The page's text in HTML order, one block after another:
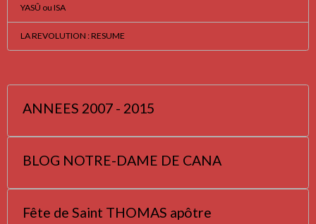
YASÛ ou ISA
LA REVOLUTION : RESUME
ANNEES 2007 - 2015
BLOG NOTRE-DAME DE CANA
Fête de Saint THOMAS apôtre